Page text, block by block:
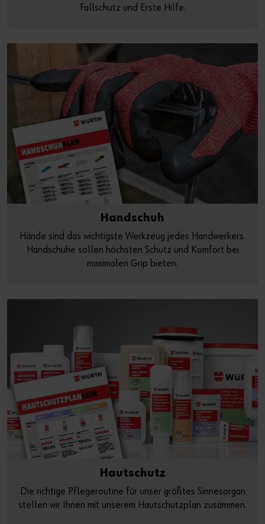
Fallschutz und Erste Hilfe.
Handschuh
Hände sind das wichtigste Werkzeug jedes Handwerkers.
Handschuhe sollen höchsten Schutz und Komfort bei
maximalen Grip bieten.
Hautschutz
Die richtige Pflegeroutine für unser größtes Sinnesorgan
stellen wir Ihnen mit unserem Hautschutzplan zusammen.